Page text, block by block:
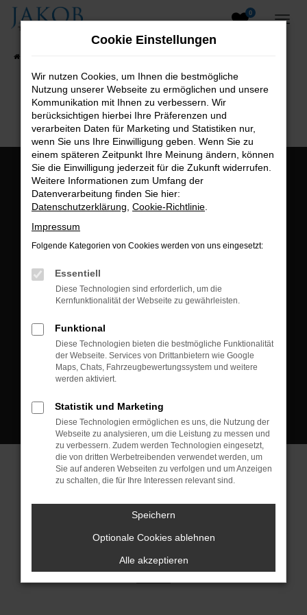
Zum
0
B2B-Shop
Öffnungszeiten:
Montag bis Freitag:
Postadresse:
Kontakt:
Tel.: +49 3745 760 90 20
Fax: +49 3745 760 90 21
Mail: fj@jakob-trading.com
Cookie Einstellungen
© 2026 Jakob Trading GmbH | Neustädter Straße 1 | DE-08223
Neustadt/Vogtland | fj@jakob-trading.com | Webdesign by audaris.de
Cookie Einstellungen
Wir nutzen Cookies, um Ihnen die bestmögliche
Nutzung unserer Webseite zu ermöglichen und unsere
Kommunikation mit Ihnen zu verbessern. Wir
berücksichtigen hierbei Ihre Präferenzen und
verarbeiten Daten für Marketing und Statistiken nur,
wenn Sie uns Ihre Einwilligung geben. Wenn Sie zu
einem späteren Zeitpunkt Ihre Meinung ändern, können
Sie die Einwilligung jederzeit für die Zukunft widerrufen.
Weitere Informationen zum Umfang der
Datenverarbeitung finden Sie hier:
Datenschutzerklärung Cookie-Richtlinie
Impressum
Folgende Kategorien von Cookies werden von uns eingesetzt:
Essentiell
Diese Technologien sind erforderlich, um die
Kernfunktionalität der Webseite zu gewährleisten.
Funktional
Diese Technologien bieten die bestmögliche Funktionalität
der Webseite. Services von Drittanbietern wie Google
Maps, Chats, Fahrzeugbewertungssystem und weitere
werden aktiviert.
Statistik und Marketing
Diese Technologien ermöglichen es uns, die Nutzung der
Webseite zu analysieren, um die Leistung zu messen und
zu verbessern. Zudem werden Technologien eingesetzt,
die von dritten Werbetreibenden verwendet werden, um
Sie auf anderen Webseiten zu verfolgen und um Anzeigen
zu schalten, die für Ihre Interessen relevant sind.
Speichern
Optionale Cookies ablehnen
Alle akzeptieren